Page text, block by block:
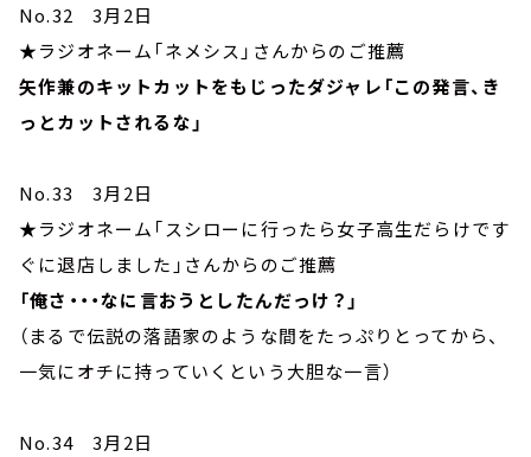
No.32 3月2日
★ラジオネーム「ネメシス」さんからのご推薦
矢作兼のキットカットをもじったダジャレ「この発言、き
っとカットされるな」
No.33 3月2日
★ラジオネーム「スシローに行ったら女子高生だらけです
ぐに退店しました」さんからのご推薦
「俺さ・・・なに言おうとしたんだっけ？」
（まるで伝説の落語家のような間をたっぷりとってから、
一気にオチに持っていくという大胆な一言）
No.34 3月2日